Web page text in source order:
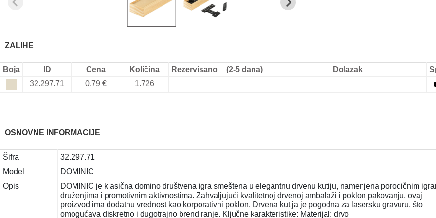
ZALIHE
Boja ID Cena Količina Rezervisano (2-5 dana) Dolazak
32.297.71
0,79 € 1.726
OSNOVNE INFORMACIJE
Šifra
32.297.71
Model
DOMINIC
Opis
DOMINIC je klasična domino društvena igra smeštena u elegantnu drvenu kutiju, namenjena porodičnim
druženjima i promotivnim aktivnostima. Zahvaljujući kvalitetnoj drvenoj ambalaži i poklon pakovanju, ovaj
proizvod ima dodatnu vrednost kao korporativni poklon. Drvena kutija je pogodna za lasersku gravuru, što
omogućava diskretno i dugotrajno brendiranje. Ključne karakteristike: Materijal: drvo